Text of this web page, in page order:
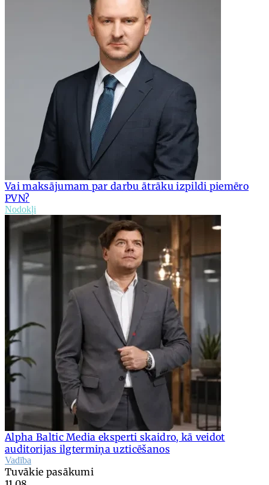
Vai maksājumam par darbu ātrāku izpildi piemēro
PVN?
Nodokļi
Alpha Baltic Media eksperti skaidro, kā veidot
auditorijas ilgtermiņa uzticēšanos
Vadība
Tuvākie pasākumi